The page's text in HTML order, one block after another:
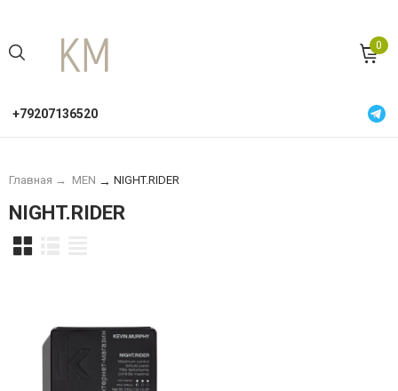
0
+79207136520
Главная → MEN → NIGHT.RIDER
NIGHT.RIDER